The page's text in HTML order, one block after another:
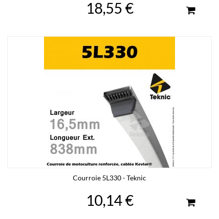
18,55 €
Courroie 5L330 - Teknic
10,14 €